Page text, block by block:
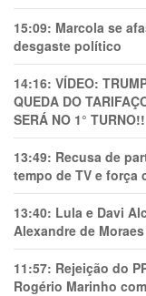
15:09: Marcola se
desgaste político
14:16: VÍDEO:
QUEDA DO
SERÁ NO 1° TURNO!!
13:49: Recusa de
tempo de TV e força
13:40: Lula e Davi
Alexandre de
11:57: Rejeição do
Rogério Marinho